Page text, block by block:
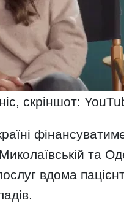
скріншот:
та
вдома